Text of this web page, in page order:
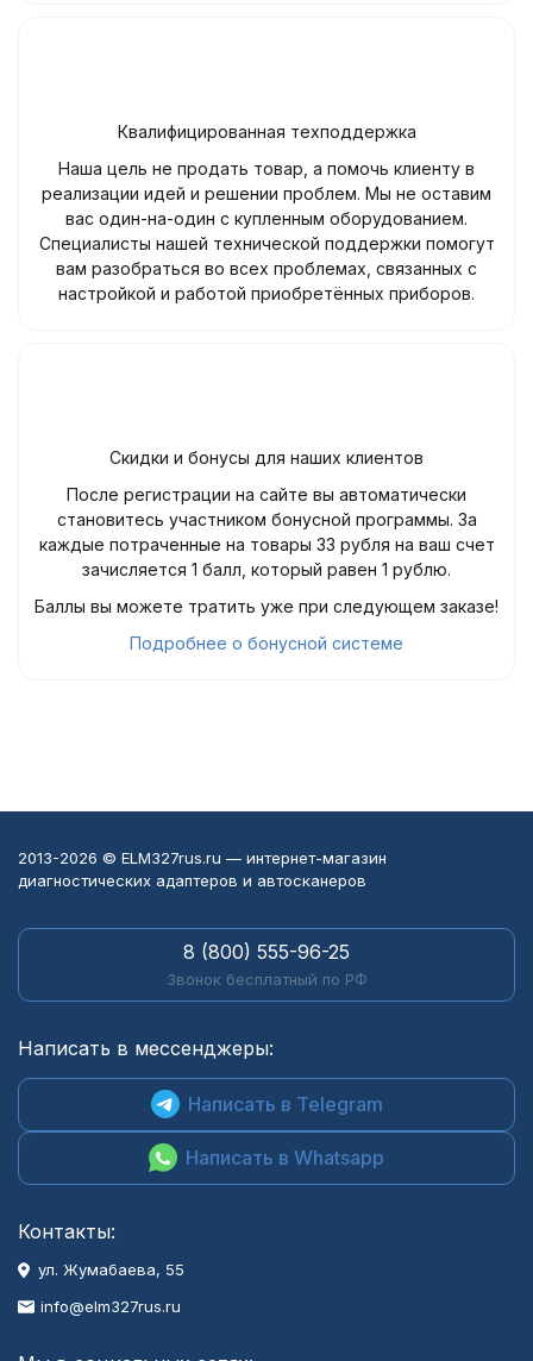
Квалифицированная техподдержка
Наша цель не продать товар, а помочь клиенту в
реализации идей и решении проблем. Мы не оставим
вас один-на-один с купленным оборудованием.
Специалисты нашей технической поддержки помогут
вам разобраться во всех проблемах, связанных с
настройкой и работой приобретённых приборов.
Скидки и бонусы для наших клиентов
После регистрации на сайте вы автоматически
становитесь участником бонусной программы. За
каждые потраченные на товары 33 рубля на ваш счет
зачисляется 1 балл, который равен 1 рублю.
Баллы вы можете тратить уже при следующем заказе!
Подробнее о бонусной системе
2013-2026 © ELM327rus.ru — интернет-магазин
диагностических адаптеров и автосканеров
8 (800) 555-96-25
Звонок бесплатный по РФ
Написать в мессенджеры:
Написать в Telegram
Написать в Whatsapp
Контакты:
ул. Жумабаева, 55
info@elm327rus.ru